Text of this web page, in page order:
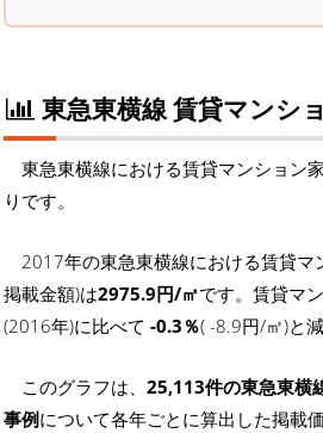
東急東横線 賃貸マンシ
東急東横線における賃貸マンション
りです。
2017年の東急東横線における賃貸マ
掲載金額)は2975.9円/㎡です。賃貸マ
(2016年)に比べて -0.3％( -8.9円/㎡)と
このグラフは、 25,113件の東急東横
事例について各年ごとに算出した掲載